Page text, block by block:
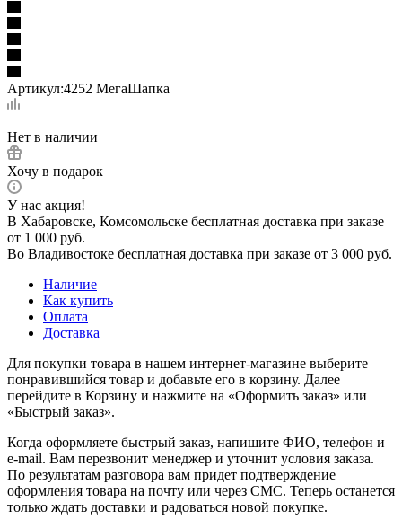
Артикул:4252 МегаШапка
Нет в наличии
Хочу в подарок
У нас акция!
В Хабаровске, Комсомольске бесплатная доставка при заказе
от 1 000 руб.
Во Владивостоке бесплатная доставка при заказе от 3 000 руб.
Наличие
Как купить
Оплата
Доставка
Для покупки товара в нашем интернет-магазине выберите
понравившийся товар и добавьте его в корзину. Далее
перейдите в Корзину и нажмите на «Оформить заказ» или
«Быстрый заказ».
Когда оформляете быстрый заказ, напишите ФИО, телефон и
e-mail. Вам перезвонит менеджер и уточнит условия заказа.
По результатам разговора вам придет подтверждение
оформления товара на почту или через СМС. Теперь останется
только ждать доставки и радоваться новой покупке.